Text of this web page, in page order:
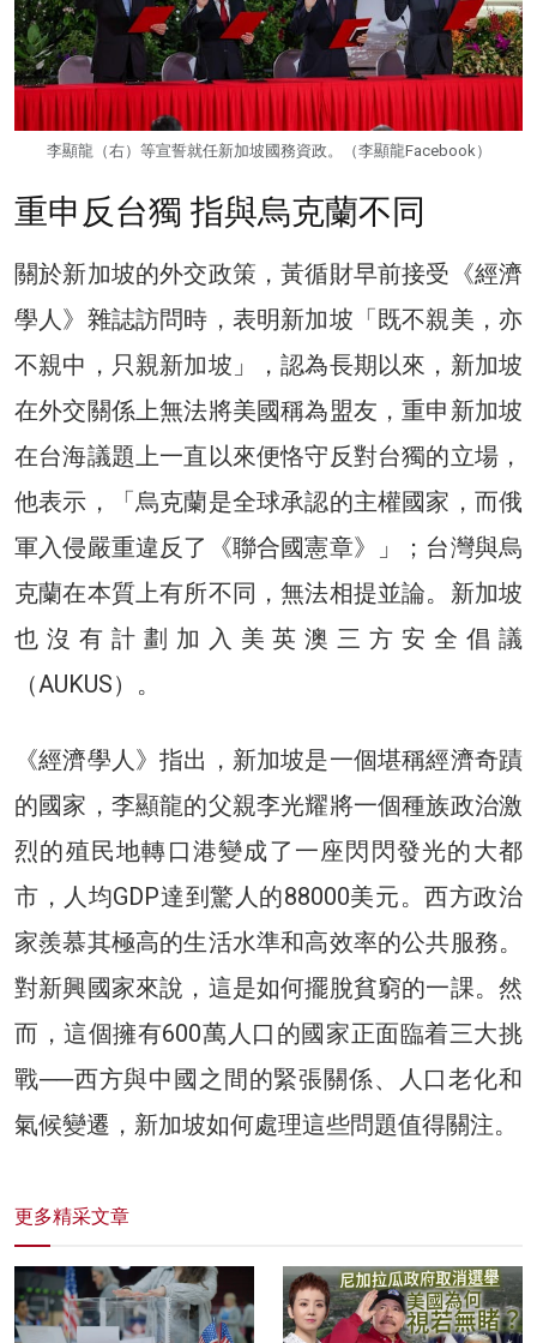
李顯龍（右）等宣誓就任新加坡國務資政。（李顯龍Facebook）
重申反台獨 指與烏克蘭不同
關於新加坡的外交政策，黃循財早前接受《經濟
學人》雜誌訪問時，表明新加坡「既不親美，亦
不親中，只親新加坡」，認為長期以來，新加坡
在外交關係上無法將美國稱為盟友，重申新加坡
在台海議題上一直以來便恪守反對台獨的立場，
他表示，「烏克蘭是全球承認的主權國家，而俄
軍入侵嚴重違反了《聯合國憲章》」；台灣與烏
克蘭在本質上有所不同，無法相提並論。新加坡
也沒有計劃加入美英澳三方安全倡議
（AUKUS）。
《經濟學人》指出，新加坡是一個堪稱經濟奇蹟
的國家，李顯龍的父親李光耀將一個種族政治激
烈的殖民地轉口港變成了一座閃閃發光的大都
市，人均GDP達到驚人的88000美元。西方政治
家羨慕其極高的生活水準和高效率的公共服務。
對新興國家來說，這是如何擺脫貧窮的一課。然
而，這個擁有600萬人口的國家正面臨着三大挑
戰──西方與中國之間的緊張關係、人口老化和
氣候變遷，新加坡如何處理這些問題值得關注。
更多精采文章